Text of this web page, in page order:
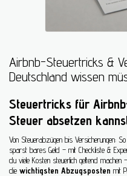
Airbnb-Steuertricks &
Deutschland wissen
Steuertricks für
Steuer absetzen
Von Steuerabzügen bis Versicherungen:
sparst bares Geld – mit Checkliste &
du viele Kosten steuerlich geltend
die wichtigsten Abzugsposten mit